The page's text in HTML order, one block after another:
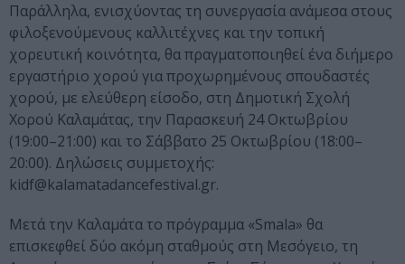
Παράλληλα, ενισχύοντας τη συνεργασία ανάμεσα στους
φιλοξενούμενους καλλιτέχνες και την τοπική
χορευτική κοινότητα, θα πραγματοποιηθεί ένα διήμερο
εργαστήριο χορού για προχωρημένους σπουδαστές
χορού, με ελεύθερη είσοδο, στη Δημοτική Σχολή
Χορού Καλαμάτας, την Παρασκευή 24 Οκτωβρίου
(19:00–21:00) και το Σάββατο 25 Οκτωβρίου (18:00–
20:00). Δηλώσεις συμμετοχής:
kidf@kalamatadancefestival.gr.
Μετά την Καλαμάτα το πρόγραμμα «Smala» θα
επισκεφθεί δύο ακόμη σταθμούς στη Μεσόγειο, τη